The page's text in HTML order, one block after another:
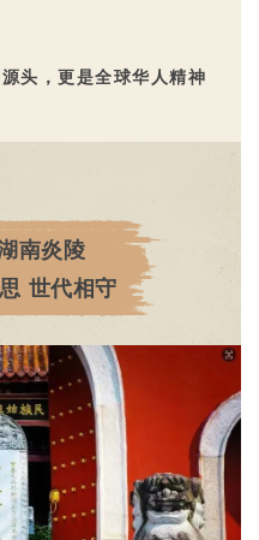
头，更是全球华人精神
南炎陵
世代相守